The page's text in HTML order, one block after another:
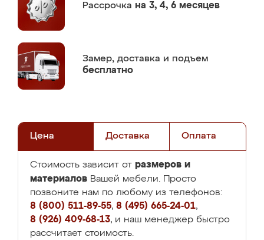
Рассрочка на 3, 4, 6 месяцев
Замер, доставка и подъем
бесплатно
Цена Доставка Оплата
Стоимость зависит от размеров и
материалов Вашей мебели. Просто
позвоните нам по любому из телефонов:
8 (800) 511-89-55, 8 (495) 665-24-01,
8 (926) 409-68-13, и наш менеджер быстро
рассчитает стоимость.